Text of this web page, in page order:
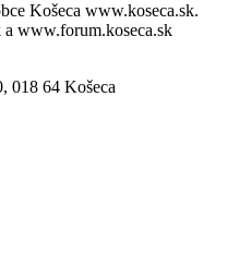
Košeca www.koseca.sk.
www.forum.koseca.sk
018 64 Košeca